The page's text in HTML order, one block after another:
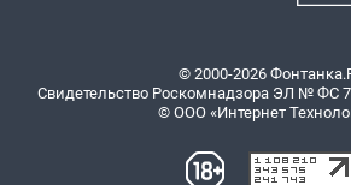
© 2000-2026
Свидетельство Роскомнадзора ЭЛ № ФС
© ООО «Интернет